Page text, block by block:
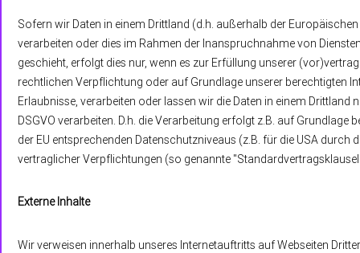
Sofern wir Daten in einem Drittland (d.h. außerhalb der
verarbeiten oder dies im Rahmen der Inanspruchnahme von
geschieht, erfolgt dies nur, wenn es zur Erfüllung unserer
rechtlichen Verpflichtung oder auf Grundlage unserer berechtigten
Erlaubnisse, verarbeiten oder lassen wir die Daten in einem
DSGVO verarbeiten. D.h. die Verarbeitung erfolgt z.B. auf
der EU entsprechenden Datenschutzniveaus (z.B. für die USA
vertraglicher Verpflichtungen (so genannte
Externe Inhalte
Wir verweisen innerhalb unseres Internetauftritts auf Webseiten